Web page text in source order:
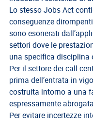
TIROCINANTI
Tirocinanti
Banca
Tirocinanti
Modulistica
Normativa
COMMISSIONE
DI
Lo stesso Jobs Act
conseguenze
sono esonerati
settori dove le
una specifica disciplina
Per il settore dei call
prima dell’entrata in
costruita intorno a una
espressamente
Per evitare incertezze